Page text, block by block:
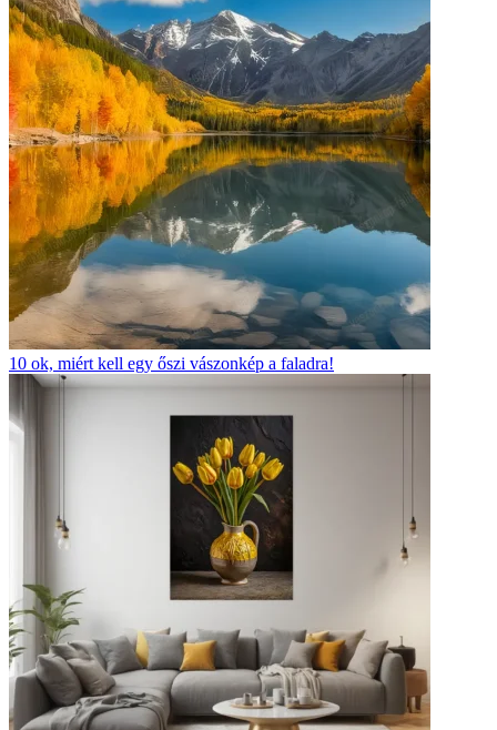
10 ok, miért kell egy őszi vászonkép a faladra!